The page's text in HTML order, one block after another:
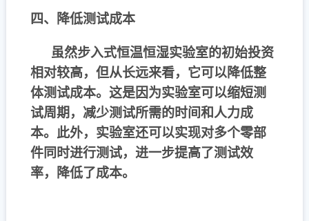
四、降低测试成本
虽然步入式恒温恒湿实验室的初始投资
相对较高，但从长远来看，它可以降低整
体测试成本。这是因为实验室可以缩短测
试周期，减少测试所需的时间和人力成
本。此外，实验室还可以实现对多个零部
件同时进行测试，进一步提高了测试效
率，降低了成本。